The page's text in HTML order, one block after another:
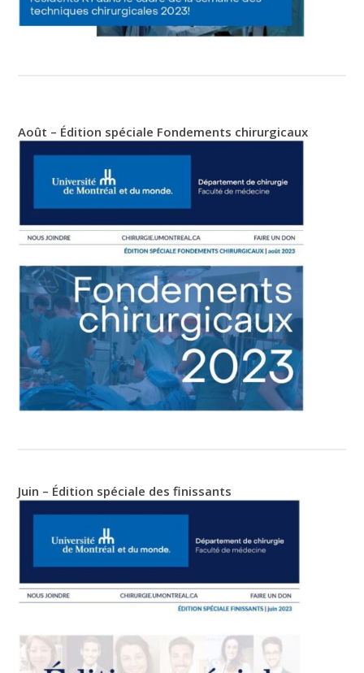
Août – Édition spéciale Fondements chirurgicaux
Juin – Édition spéciale des finissants